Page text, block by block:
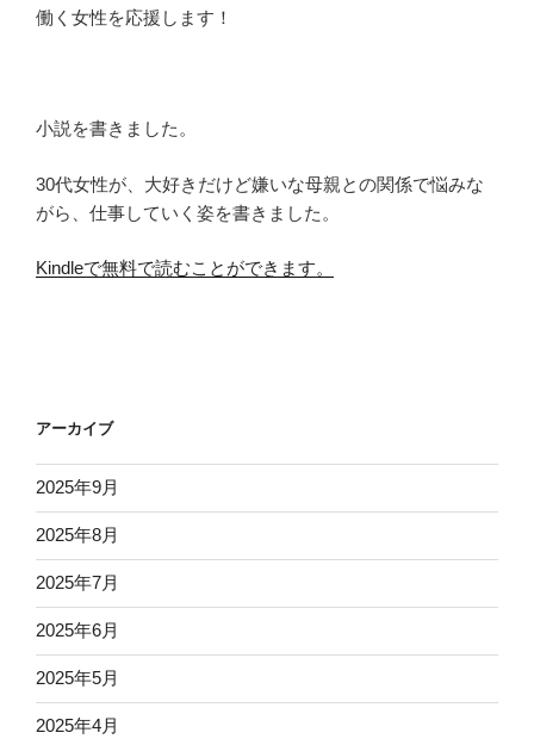
働く女性を応援します！
小説を書きました。
30代女性が、大好きだけど嫌いな母親との関係で悩みな
がら、仕事していく姿を書きました。
Kindleで無料で読むことができます。
アーカイブ
2025年9月
2025年8月
2025年7月
2025年6月
2025年5月
2025年4月